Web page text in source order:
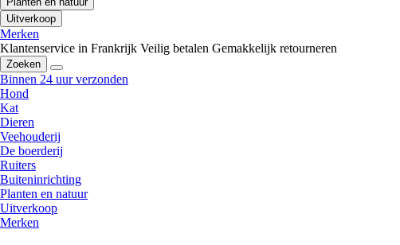
Uitverkoop
Merken
Klantenservice in Frankrijk Veilig betalen Gemakkelijk retourneren
Zoeken
Binnen 24 uur verzonden
Hond
Kat
Dieren
Veehouderij
De boerderij
Ruiters
Buiteninrichting
Planten en natuur
Uitverkoop
Merken